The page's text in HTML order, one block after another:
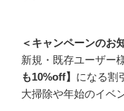
＜キャンペーンのお
新規・既存ユーザー
も10%off】 になる割
大掃除や年始のイベ